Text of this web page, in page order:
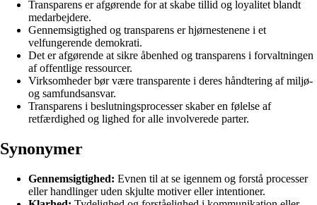
Transparens er afgørende for at skabe tillid og loyalitet blandt
medarbejdere.
Gennemsigtighed og transparens er hjørnestenene i et
velfungerende demokrati.
Det er afgørende at sikre åbenhed og transparens i forvaltningen
af offentlige ressourcer.
Virksomheder bør være transparente i deres håndtering af miljø-
og samfundsansvar.
Transparens i beslutningsprocesser skaber en følelse af
retfærdighed og lighed for alle involverede parter.
Synonymer
Gennemsigtighed: Evnen til at se igennem og forstå processer
eller handlinger uden skjulte motiver eller intentioner.